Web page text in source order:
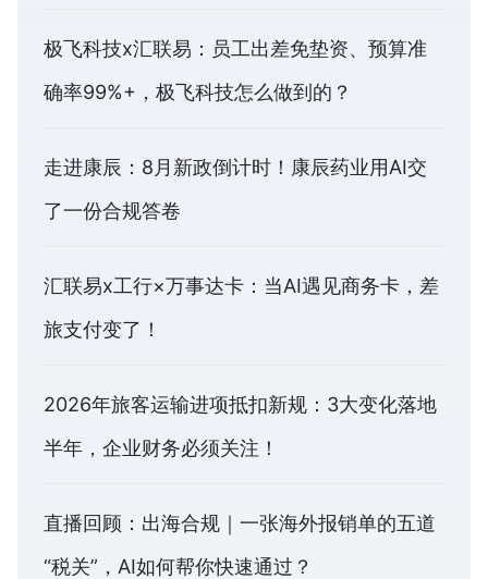
极飞科技x汇联易：员工出差免垫资、预算准
确率99%+，极飞科技怎么做到的？
走进康辰：8月新政倒计时！康辰药业用AI交
了一份合规答卷
汇联易x工行×万事达卡：当AI遇见商务卡，差
旅支付变了！
2026年旅客运输进项抵扣新规：3大变化落地
半年，企业财务必须关注！
直播回顾：出海合规｜一张海外报销单的五道
“税关”，AI如何帮你快速通过？